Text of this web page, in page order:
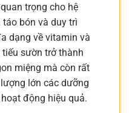
trọng cho hệ
bón và duy trì
dạng về vitamin và
sườn trở thành
miệng mà còn rất
lớn các dưỡng
động hiệu quả.